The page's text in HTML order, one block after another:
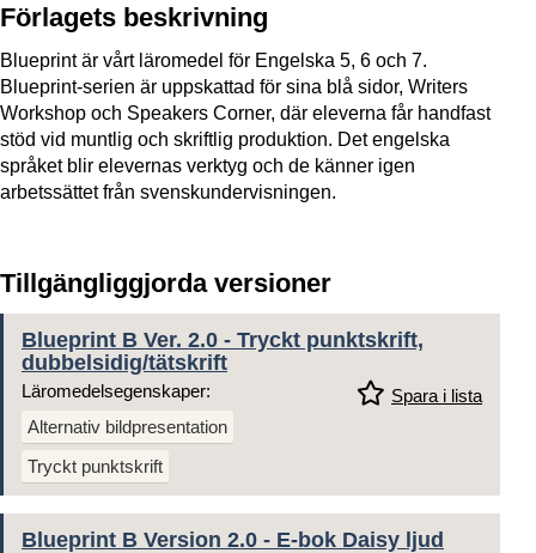
Förlagets beskrivning
Blueprint är vårt läromedel för Engelska 5, 6 och 7.
Blueprint-serien är uppskattad för sina blå sidor, Writers
Workshop och Speakers Corner, där eleverna får handfast
stöd vid muntlig och skriftlig produktion. Det engelska
språket blir elevernas verktyg och de känner igen
arbetssättet från svenskundervisningen.
Tillgängliggjorda versioner
Blueprint B Ver. 2.0 - Tryckt punktskrift,
dubbelsidig/tätskrift
Spara i lista
Läromedelsegenskaper:
Alternativ bildpresentation
Tryckt punktskrift
Blueprint B Version 2.0 - E-bok Daisy ljud